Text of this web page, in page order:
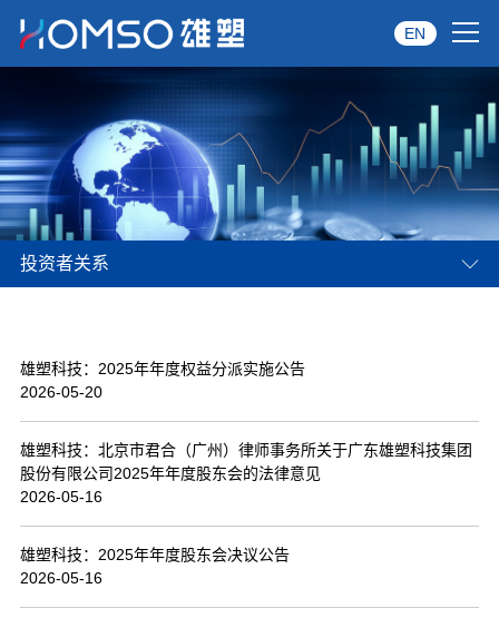
关于雄塑
产品中心
品牌服务
资讯中心
经典案例
联系我们
EN
投资者关系
雄塑科技：2025年年度权益分派实施公告
2026-05-20
雄塑科技：北京市君合（广州）律师事务所关于广东雄塑科技集团
股份有限公司2025年年度股东会的法律意见
2026-05-16
雄塑科技：2025年年度股东会决议公告
2026-05-16